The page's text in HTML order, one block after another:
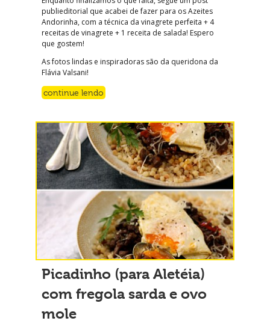
publieditorial que acabei de fazer para os Azeites
Andorinha, com a técnica da vinagrete perfeita + 4
receitas de vinagrete + 1 receita de salada! Espero
que gostem!
As fotos lindas e inspiradoras são da queridona da
Flávia Valsani!
continue lendo
Picadinho (para Aletéia)
com fregola sarda e ovo
mole